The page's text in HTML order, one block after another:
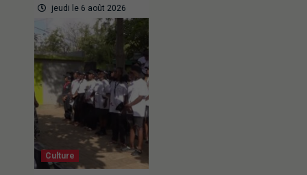
jeudi le 6 août 2026
Culture